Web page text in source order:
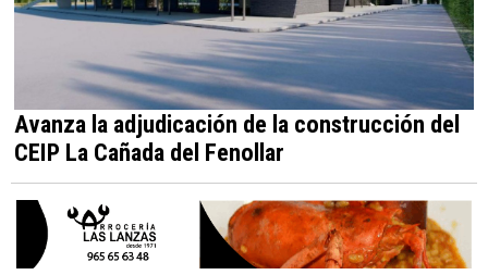
Avanza la adjudicación de la construcción del
CEIP La Cañada del Fenollar